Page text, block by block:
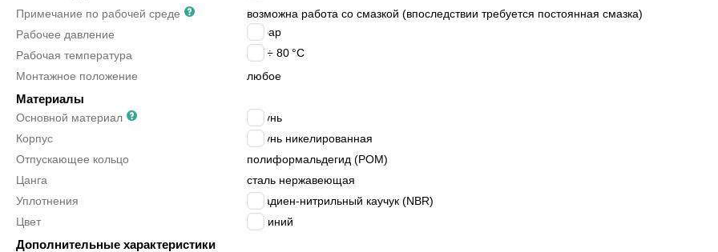
Примечание по рабочей среде
возможна работа со смазкой (впоследствии требуется постоянная смазка)
Рабочее давление
бар
Рабочая температура
-10 ÷ 80 °C
Монтажное положение
любое
Материалы
Основной материал
латунь
Корпус
латунь никелированная
Отпускающее кольцо
полиформальдегид (POM)
Цанга
сталь нержавеющая
Уплотнения
бутадиен-нитрильный каучук (NBR)
Цвет
синий
Дополнительные характеристики